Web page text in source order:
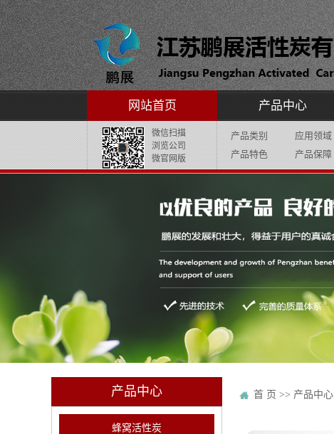
网站首页 产品中心
微信扫描
浏览公司
微官网版
产品类别
应用领域
产品特色
产品保障
产品中心
蜂窝活性炭
首 页 >> 产品中心